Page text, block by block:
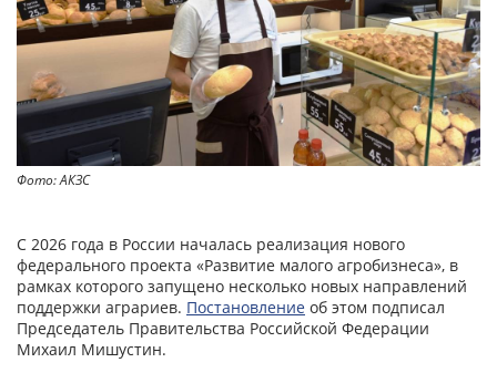
Фото: АКЗС
С 2026 года в России началась реализация нового
федерального проекта «Развитие малого агробизнеса», в
рамках которого запущено несколько новых направлений
поддержки аграриев. Постановление об этом подписал
Председатель Правительства Российской Федерации
Михаил Мишустин.